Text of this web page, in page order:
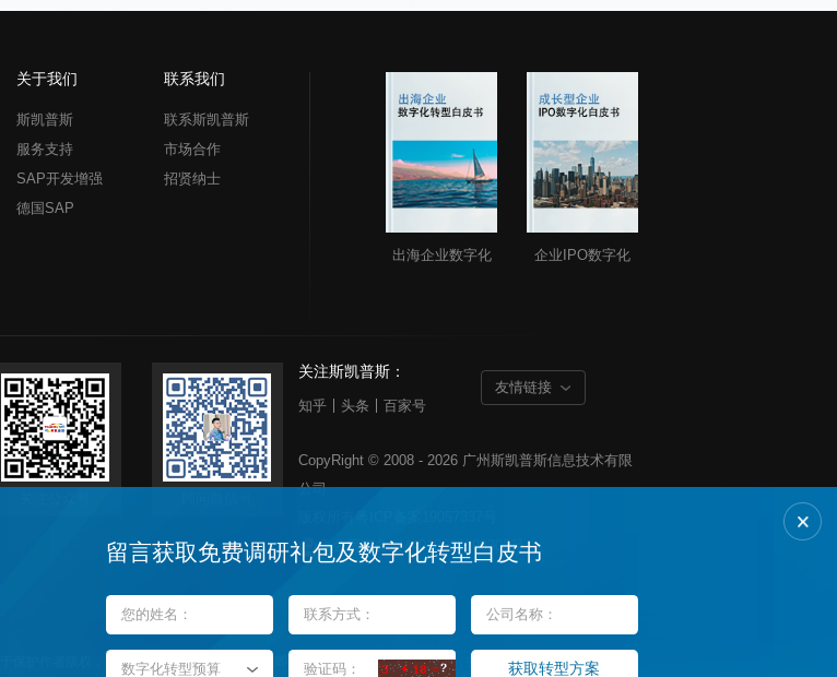
关于我们
斯凯普斯
服务支持
SAP开发增强
德国SAP
联系我们
联系斯凯普斯
市场合作
招贤纳士
出海企业数字化 企业IPO数字化
关注斯凯普斯：
知乎 头条 百家号
友情链接
公司
粤公网安备案44010602008305号
留言获取免费调研礼包及数字化转型白皮书